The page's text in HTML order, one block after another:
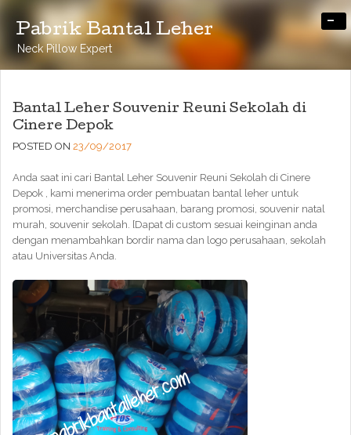
Pabrik Bantal Leher
Neck Pillow Expert
-
Bantal Leher Souvenir Reuni Sekolah di
Cinere Depok
POSTED ON 23/09/2017
Anda saat ini cari Bantal Leher Souvenir Reuni Sekolah di Cinere
Depok , kami menerima order pembuatan bantal leher untuk
promosi, merchandise perusahaan, barang promosi, souvenir natal
murah, souvenir sekolah. [Dapat di custom sesuai keinginan anda
dengan menambahkan bordir nama dan logo perusahaan, sekolah
atau Universitas Anda.